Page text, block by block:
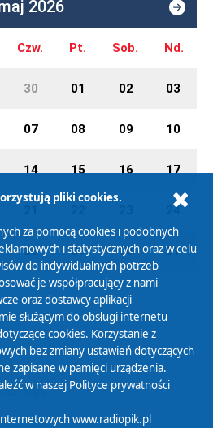
2026
Czw. Pt. Sob. Nd.
30 01 02 03
07 08 09 10
14 15 16 17
24
28 29 30 31
pliki cookies.
za pomocą cookies i podobnych
i statystycznych oraz w celu
do indywidualnych potrzeb
je współpracujący z nami
oraz dostawcy aplikacji
służącym do obsługi internetu
cookies. Korzystanie z
bez zmiany ustawień dotyczących
zapisane w pamięci urządzenia.
w naszej Polityce prywatności
www.radiopik.pl